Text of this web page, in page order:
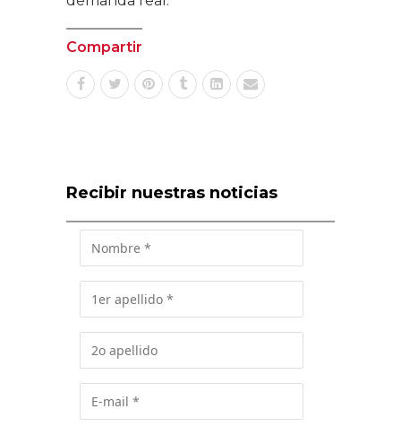
Compartir
Recibir nuestras noticias